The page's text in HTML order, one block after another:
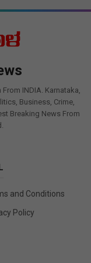
INDIA. Karnataka,
Business, Crime,
Breaking News From
and Conditions
Policy